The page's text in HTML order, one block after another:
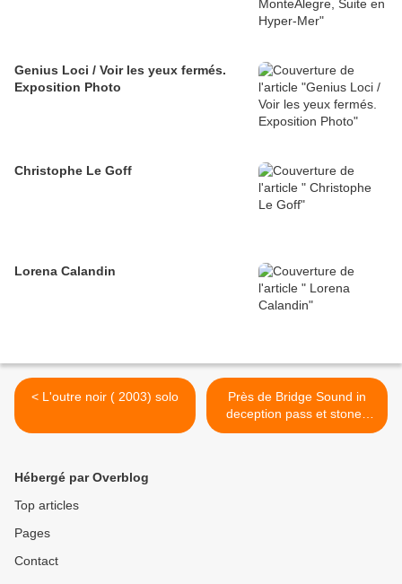
Genius Loci / Voir les yeux fermés.
Exposition Photo
Christophe Le Goff
Lorena Calandin
< L'outre noir ( 2003) solo
Près de Bridge Sound in
deception pass et stones
fences (2008) >
Hébergé par Overblog
Top articles
Pages
Contact